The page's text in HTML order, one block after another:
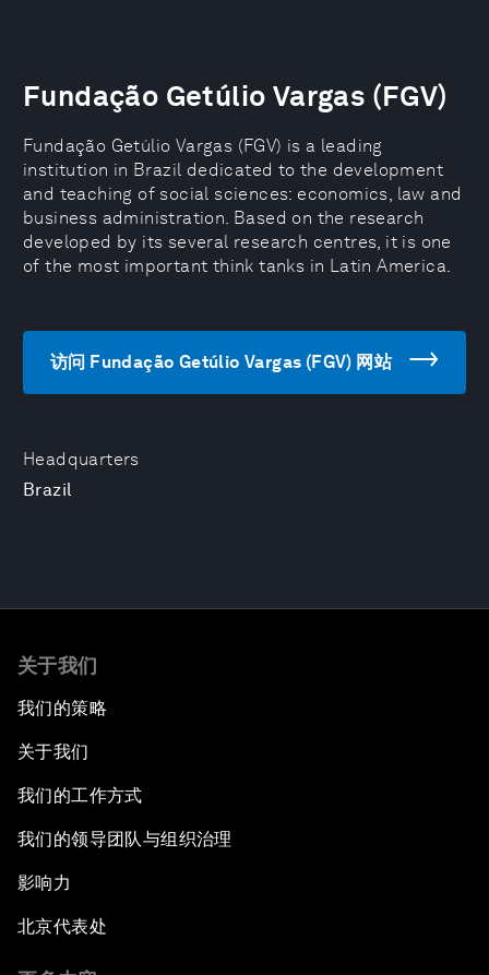
Headquarters
Brazil
Fundação Getúlio Vargas (FGV)
Fundação Getúlio Vargas (FGV) is a leading
institution in Brazil dedicated to the development
and teaching of social sciences: economics, law and
business administration. Based on the research
developed by its several research centres, it is one
of the most important think tanks in Latin America.
访问 Fundação Getúlio Vargas (FGV) 网站
关于我们
我们的策略
关于我们
我们的工作方式
我们的领导团队与组织治理
影响力
北京代表处